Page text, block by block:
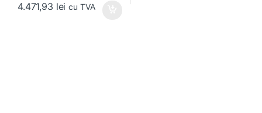
4.471,93 lei cu TVA